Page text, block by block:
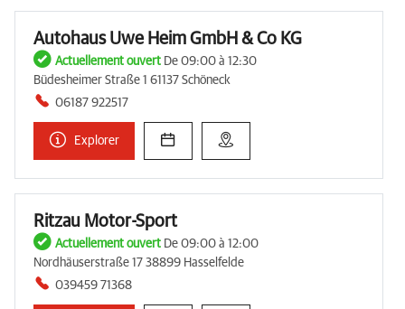
Autohaus Uwe Heim GmbH & Co KG
Actuellement ouvert De 09:00 à 12:30
Büdesheimer Straße 1 61137 Schöneck
06187 922517
Explorer
Ritzau Motor-Sport
Actuellement ouvert De 09:00 à 12:00
Nordhäuserstraße 17 38899 Hasselfelde
039459 71368